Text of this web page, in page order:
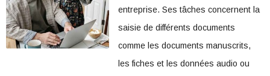
entreprise. Ses tâches concernent la
saisie de différents documents
comme les documents manuscrits,
les fiches et les données audio ou